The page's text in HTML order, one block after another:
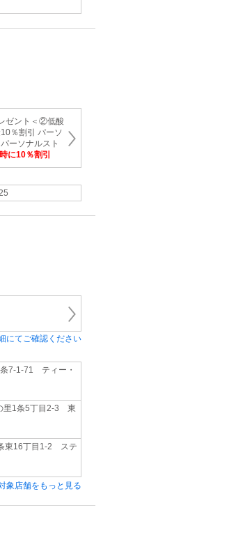
ゼント＜②低酸
％割引 パーソ
ーソナルスト
10％割引
にてご確認ください
7-1-71 ティー・
里1条5丁目2-3 東
東16丁目1-2 ステ
象店舗をもっと見る